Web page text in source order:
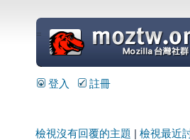
=
登入 註冊
檢視沒有回覆的主題 檢視最近